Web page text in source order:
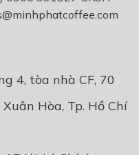
4, tòa nhà CF, 70
Hòa, Tp. Hồ Chí